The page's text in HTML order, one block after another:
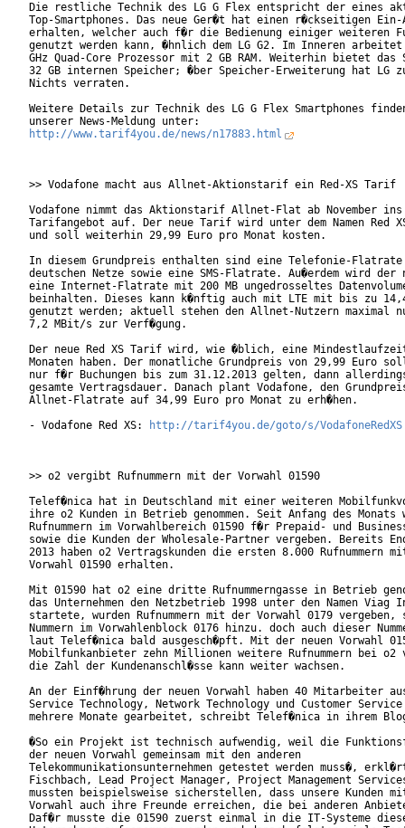
Die restliche Technik des LG G Flex entspricht der eines
Top-Smartphones. Das neue Ger�t hat einen r�ckseitigen Ein-
erhalten, welcher auch f�r die Bedienung einiger weiteren
genutzt werden kann, �hnlich dem LG G2. Im Inneren
GHz Quad-Core Prozessor mit 2 GB RAM. Weiterhin bietet das
32 GB internen Speicher; �ber Speicher-Erweiterung hat LG
Nichts verraten.
Weitere Details zur Technik des LG G Flex Smartphones
http://www.tarif4you.de/news/n17883.html
>> Vodafone macht aus Allnet-Aktionstarif ein Red-XS Tarif
Vodafone nimmt das Aktionstarif Allnet-Flat ab November
Tarifangebot auf. Der neue Tarif wird unter dem Namen Red
und soll weiterhin 29,99 Euro pro Monat kosten.
In diesem Grundpreis enthalten sind eine Telefonie-
deutschen Netze sowie eine SMS-Flatrate. Au�erdem wird der
eine Internet-Flatrate mit 200 MB ungedrosseltes
beinhalten. Dieses kann k�nftig auch mit LTE mit bis zu
genutzt werden; aktuell stehen den Allnet-Nutzern maximal
7,2 MBit/s zur Verf�gung.
Der neue Red XS Tarif wird, wie �blich, eine
Monaten haben. Der monatliche Grundpreis von 29,99 Euro
nur f�r Buchungen bis zum 31.12.2013 gelten, dann
gesamte Vertragsdauer. Danach plant Vodafone, den
Allnet-Flatrate auf 34,99 Euro pro Monat zu erh�hen.
- Vodafone Red XS:
http://tarif4you.de/goto/s/VodafoneRedXS
>> o2 vergibt Rufnummern mit der Vorwahl 01590
Telef�nica hat in Deutschland mit einer weiteren
ihre o2 Kunden in Betrieb genommen. Seit Anfang des Monats
Rufnummern im Vorwahlbereich 01590 f�r Prepaid- und
sowie die Kunden der Wholesale-Partner vergeben. Bereits
2013 haben o2 Vertragskunden die ersten 8.000 Rufnummern
Vorwahl 01590 erhalten.
Mit 01590 hat o2 eine dritte Rufnummerngasse in Betrieb
das Unternehmen den Netzbetrieb 1998 unter den Namen Viag
startete, wurden Rufnummern mit der Vorwahl 0179 vergeben,
Nummern im Vorwahlenblock 0176 hinzu. doch auch dieser
laut Telef�nica bald ausgesch�pft. Mit der neuen Vorwahl
Mobilfunkanbieter zehn Millionen weitere Rufnummern bei o2
die Zahl der Kundenanschl�sse kann weiter wachsen.
An der Einf�hrung der neuen Vorwahl haben 40 Mitarbeiter
Service Technology, Network Technology und Customer Service
mehrere Monate gearbeitet, schreibt Telef�nica in ihrem
�So ein Projekt ist technisch aufwendig, weil die
der neuen Vorwahl gemeinsam mit den anderen
Telekommunikationsunternehmen getestet werden muss�,
Fischbach, Lead Project Manager, Project Management
mussten beispielsweise sicherstellen, dass unsere Kunden
Vorwahl auch ihre Freunde erreichen, die bei anderen
Daf�r musste die 01590 zuerst einmal in die IT-Systeme